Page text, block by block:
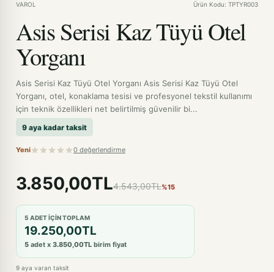
VAROL Ürün Kodu: TPTYR003
Asis Serisi Kaz Tüyü Otel
Yorganı
Asis Serisi Kaz Tüyü Otel Yorganı Asis Serisi Kaz Tüyü Otel
Yorganı, otel, konaklama tesisi ve profesyonel tekstil kullanımı
için teknik özellikleri net belirtilmiş güvenilir bi...
9 aya kadar taksit
Yeni 0 değerlendirme
3.850,00TL4.543,00TL%15
5 ADET IÇIN TOPLAM
19.250,00TL
5 adet x 3.850,00TL birim fiyat
9 aya varan taksit